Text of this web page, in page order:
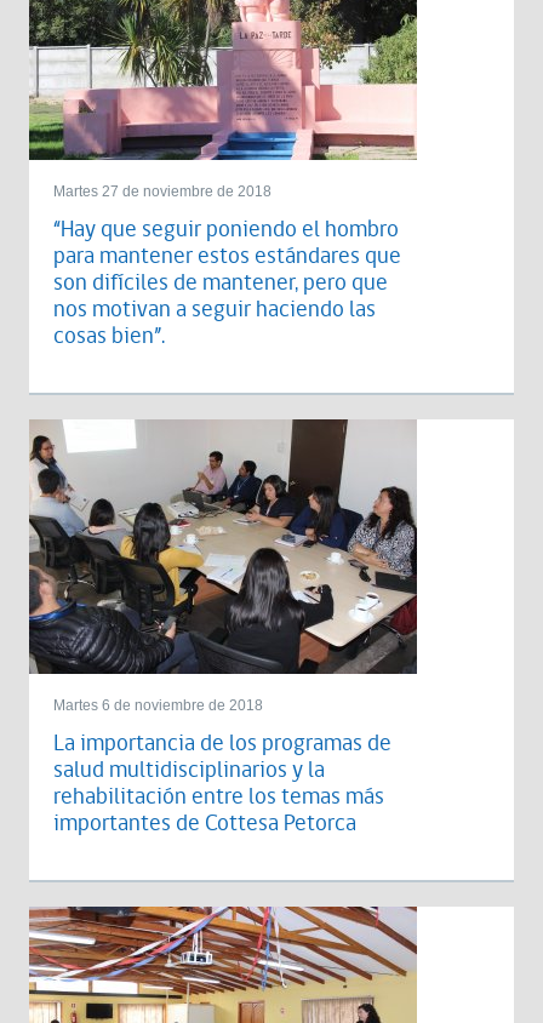
Martes 27 de noviembre de 2018
“Hay que seguir poniendo el hombro
para mantener estos estándares que
son difíciles de mantener, pero que
nos motivan a seguir haciendo las
cosas bien”.
Martes 6 de noviembre de 2018
La importancia de los programas de
salud multidisciplinarios y la
rehabilitación entre los temas más
importantes de Cottesa Petorca